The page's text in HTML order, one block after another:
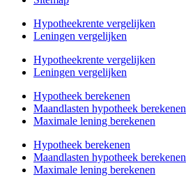
Hypotheekrente vergelijken
Leningen vergelijken
Hypotheekrente vergelijken
Leningen vergelijken
Hypotheek berekenen
Maandlasten hypotheek berekenen
Maximale lening berekenen
Hypotheek berekenen
Maandlasten hypotheek berekenen
Maximale lening berekenen